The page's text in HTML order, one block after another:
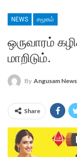
NEWS சமூகம்
ஒருவாரம்
மாறிடும்.
By Angusam News
Share